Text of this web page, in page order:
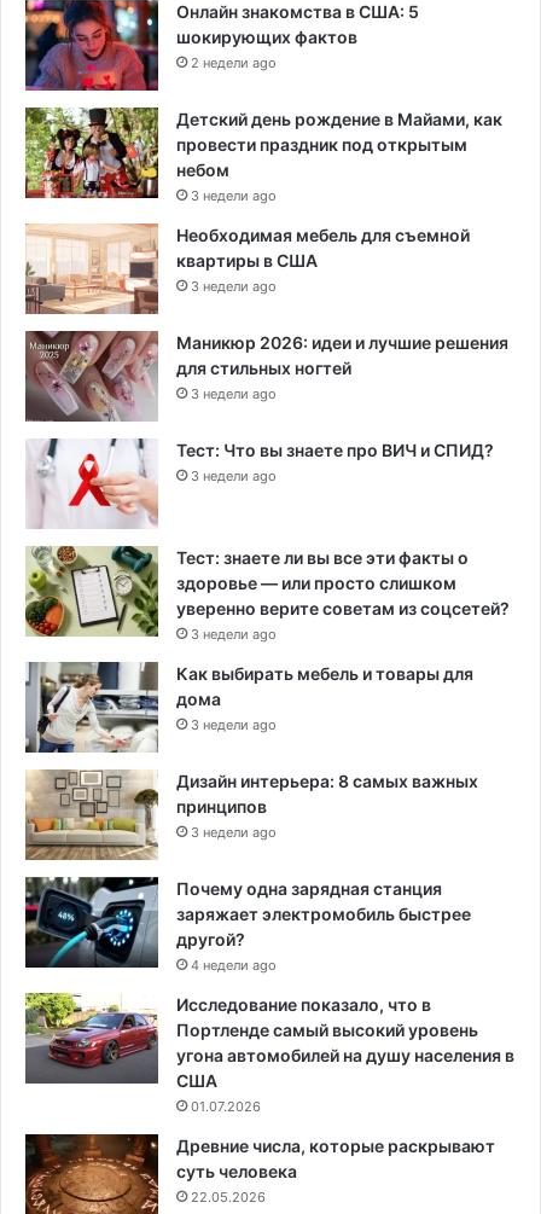
Онлайн знакомства в США: 5
шокирующих фактов
2 недели ago
Детский день рождение в Майами, как
провести праздник под открытым
небом
3 недели ago
Необходимая мебель для съемной
квартиры в США
3 недели ago
Маникюр 2026: идеи и лучшие решения
для стильных ногтей
3 недели ago
Тест: Что вы знаете про ВИЧ и СПИД?
3 недели ago
Тест: знаете ли вы все эти факты о
здоровье — или просто слишком
уверенно верите советам из соцсетей?
3 недели ago
Как выбирать мебель и товары для
дома
3 недели ago
Дизайн интерьера: 8 самых важных
принципов
3 недели ago
Почему одна зарядная станция
заряжает электромобиль быстрее
другой?
4 недели ago
Исследование показало, что в
Портленде самый высокий уровень
угона автомобилей на душу населения в
США
01.07.2026
Древние числа, которые раскрывают
суть человека
22.05.2026